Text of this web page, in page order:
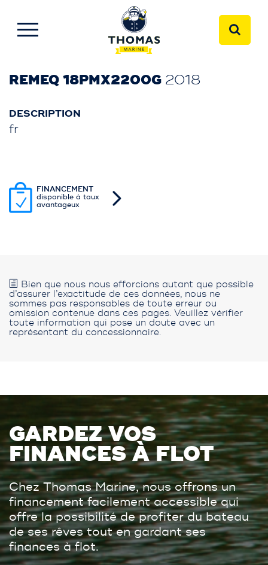
Désélectionner
REMEQ 18PMX2200G 2018
DESCRIPTION
fr
FINANCEMENT
disponible à taux
avantageux
Bien que nous nous efforcions autant que possible
d’assurer l’exactitude de ces données, nous ne
sommes pas responsables de toute erreur ou
omission contenue dans ces pages. Veuillez vérifier
toute information qui pose un doute avec un
représentant du concessionnaire.
GARDEZ VOS
FINANCES À FLOT
Chez Thomas Marine, nous offrons un
financement facilement accessible qui
offre la possibilité de profiter du bateau
de ses rêves tout en gardant ses
finances à flot.